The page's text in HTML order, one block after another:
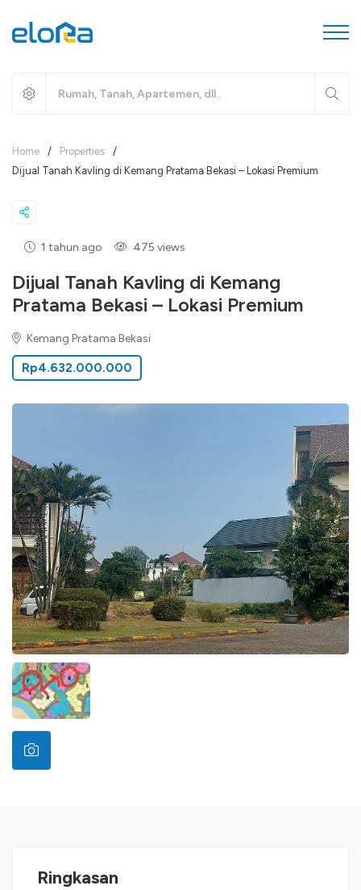
Home / Properties
/
Dijual Tanah Kavling di Kemang Pratama Bekasi – Lokasi Premium
1 tahun ago 475 views
Dijual Tanah Kavling di Kemang
Pratama Bekasi – Lokasi Premium
Kemang Pratama Bekasi
Rp4.632.000.000
Ringkasan